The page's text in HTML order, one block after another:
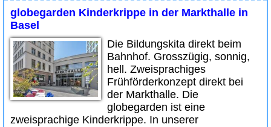
globegarden Kinderkrippe in der Markthalle in
Basel
Die Bildungskita direkt beim
Bahnhof. Grosszügig, sonnig,
hell. Zweisprachiges
Frühförderkonzept direkt bei
der Markthalle. Die
globegarden ist eine
zweisprachige Kinderkrippe. In unserer